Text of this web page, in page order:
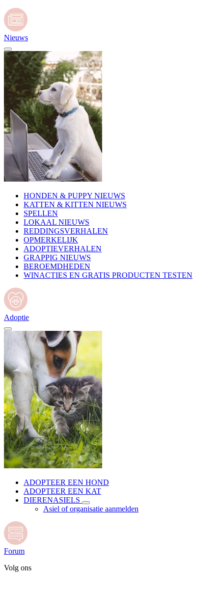
Nieuws
HONDEN & PUPPY NIEUWS
KATTEN & KITTEN NIEUWS
SPELLEN
LOKAAL NIEUWS
REDDINGSVERHALEN
OPMERKELIJK
ADOPTIEVERHALEN
GRAPPIG NIEUWS
BEROEMDHEDEN
WINACTIES EN GRATIS PRODUCTEN TESTEN
Adoptie
ADOPTEER EEN HOND
ADOPTEER EEN KAT
DIERENASIELS
Asiel of organisatie aanmelden
Forum
Volg ons